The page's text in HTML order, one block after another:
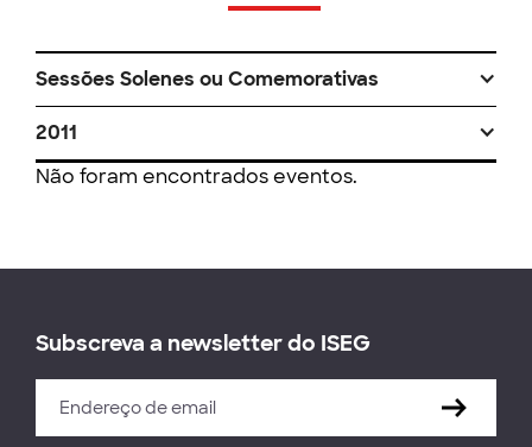
Sessões Solenes ou Comemorativas
2011
Não foram encontrados eventos.
Subscreva a newsletter do ISEG